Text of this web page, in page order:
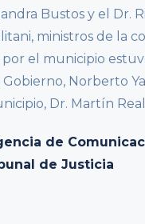
Bustos y el Dr.
ministros de la
el municipio
Norberto
Dr. Martín
de
de Justicia